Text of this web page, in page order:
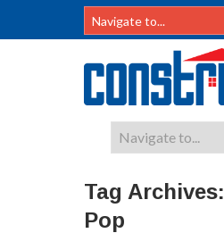
Tag Archives:
Pop